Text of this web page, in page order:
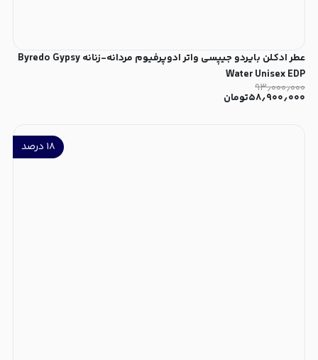
عطر ادکلن بایردو جیپسی واتر ادوپرفیوم مردانه-زنانه Byredo Gypsy
Water Unisex EDP
۹۳٫۰۰۰٫۰۰۰
۵۸٫۹۰۰٫۰۰۰تومان
۱۸ درصد